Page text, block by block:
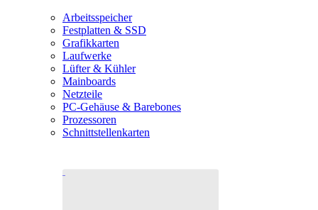
Arbeitsspeicher
Festplatten & SSD
Grafikkarten
Laufwerke
Lüfter & Kühler
Mainboards
Netzteile
PC-Gehäuse & Barebones
Prozessoren
Schnittstellenkarten